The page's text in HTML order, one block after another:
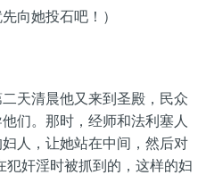
向她投石吧！）
天清晨他又来到圣殿，民众
们。那时，经师和法利塞人
人，让她站在中间，然后对
犯奸淫时被抓到的，这样的妇